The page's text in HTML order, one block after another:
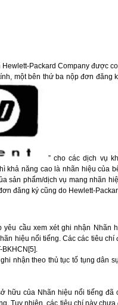
Hewlett-Packard Company được
một bên thứ ba nộp đơn đăng
” cho các dịch vụ
khả năng cao là nhãn hiệu của
sản phẩm/dịch vụ mang nhãn
đăng ký cũng do Hewlett-
cầu xem xét ghi nhận Nhãn
hiệu nổi tiếng. Các các tiêu chí
nhận theo thủ tục tố tụng dân
hữu của Nhãn hiệu nổi tiếng
Tuy nhiên, các tiêu chí này